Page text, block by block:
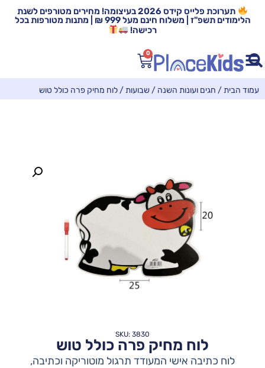
תערוכת פלייס קידס 2026 בעיצומה! מחירים מטורפים לשנת
הלימודים תשפ"ז | משלוח חינם מעל 999 ₪ | מתנות מטורפות בכל
רכישה!
0
עמוד הבית/ חגים ועונות השנה / שבועות/ לוח מחיק פרה כולל טוש
SKU: 3830
לוח מחיק פרה כולל טוש
לוח כתיבה אישי המעודד תרגול מוטוריקה וכתיבה,